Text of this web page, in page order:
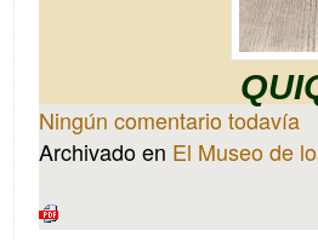
Ningún comentario todavía
Archivado en El Museo de